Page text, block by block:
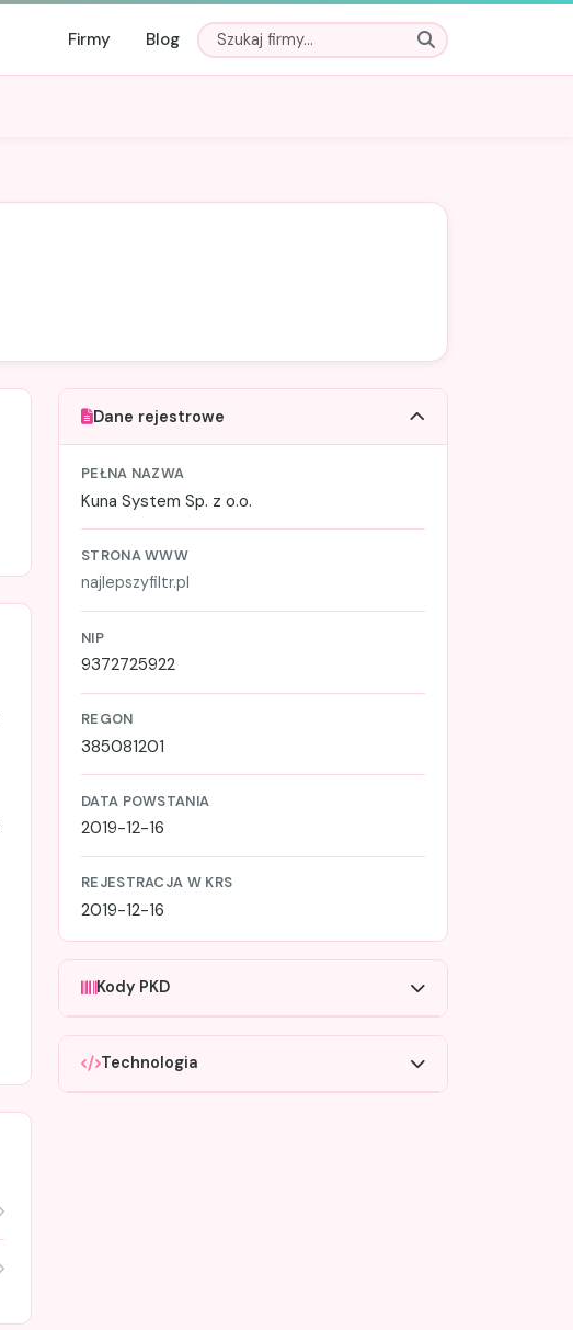
Firmy Blog
Dane rejestrowe
PEŁNA NAZWA
Kuna System Sp. z o.o.
STRONA WWW
najlepszyfiltr.pl
NIP
9372725922
REGON
385081201
DATA POWSTANIA
2019-12-16
REJESTRACJA W KRS
2019-12-16
Kody PKD
Technologia